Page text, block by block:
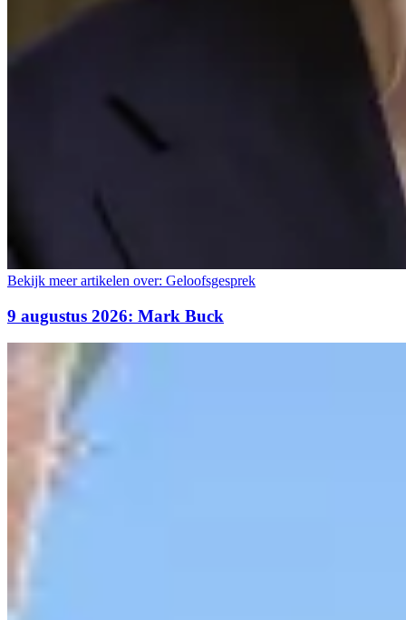
Bekijk meer artikelen over: Geloofsgesprek
9 augustus 2026: Mark Buck